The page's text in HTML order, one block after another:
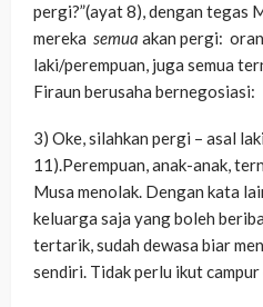
pergi?”(ayat 8), dengan tegas
mereka semua akan pergi:
laki/perempuan, juga semua
Firaun berusaha bernegosiasi:
3) Oke, silahkan pergi – asal
11).Perempuan, anak-anak,
Musa menolak. Dengan kata
keluarga saja yang boleh
tertarik, sudah dewasa biar
sendiri. Tidak perlu ikut